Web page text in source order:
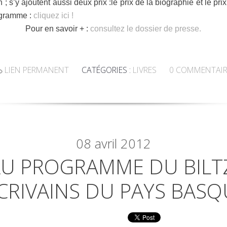
; s’y ajoutent aussi deux prix :le prix de la biographie et le
: cliquez ici !
Pour en savoir + :consultez le dossier de presse.
LIEN PERMANENT CATÉGORIES : LIVRES 0
08 avril 2012
PROGRAMME DU
DU PAYS